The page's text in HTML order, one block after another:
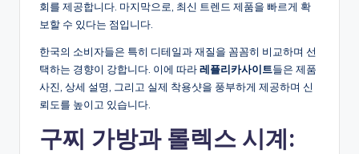
회를 제공합니다. 마지막으로, 최신 트렌드 제품을 빠르게 확
보할 수 있다는 점입니다.
한국의 소비자들은 특히 디테일과 재질을 꼼꼼히 비교하며 선
택하는 경향이 강합니다. 이에 따라레플리카사이트들은 제품
사진, 상세 설명, 그리고 실제 착용샷을 풍부하게 제공하며 신
뢰도를 높이고 있습니다.
구찌 가방과 롤렉스 시계: